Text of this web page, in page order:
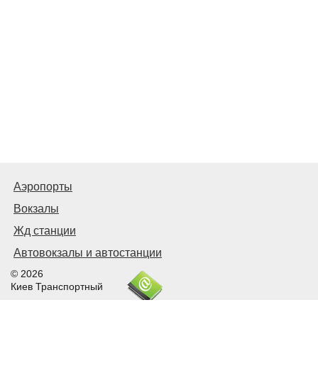
Аэропорты
Вокзалы
Жд станции
Автовокзалы и автостанции
© 2026
Киев Транспортный